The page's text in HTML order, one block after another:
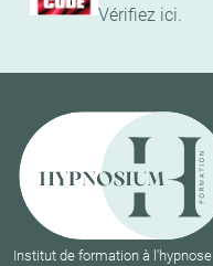
Vérifiez ici.
Institut de formation à l'hypnose